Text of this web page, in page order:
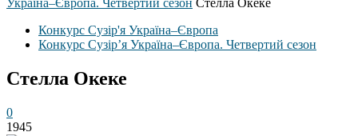
Україна–Європа. Четвертий сезон Стелла Океке
Конкурс Сузір'я Україна–Європа
Конкурс Сузір’я Україна–Європа. Четвертий сезон
Стелла Океке
0
1945